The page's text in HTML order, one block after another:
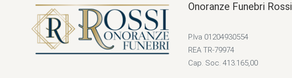
Onoranze Funebri Rossi
P.Iva 01204930554
REA TR-79974
Cap. Soc. 413.165,00